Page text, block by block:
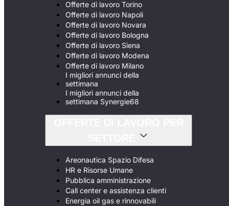
Offerte di lavoro Torino
Offerte di lavoro Napoli
Offerte di lavoro Novara
Offerte di lavoro Bologna
Offerte di lavoro Siena
Offerte di lavoro Modena
Offerte di lavoro Milano
I migliori annunci della
settimana
I migliori annunci della
settimana Synergie68
Areonautica Spazio Difesa
HR e Risorse Umane
Pubblica amministrazione
Call center e assistenza clienti
Energia oil gas e rinnovabili